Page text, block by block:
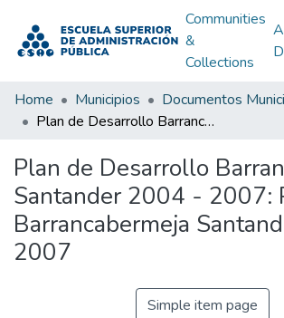
Communities
&
Collections
Home Municipios
Documentos
Plan de Desarrollo Barrancabermeja Santander 2004 - 2007: PD Barrancabermeja Santander 2004 - 2007
Plan de Desarrollo
Santander 2004 - 2007:
Barrancabermeja
2007
Simple item page